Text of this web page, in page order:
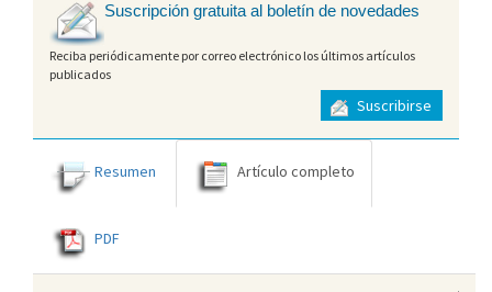
Suscripción gratuita al boletín de novedades
Reciba periódicamente por correo electrónico los últimos artículos
publicados
Suscribirse
Resumen Artículo completo
PDF